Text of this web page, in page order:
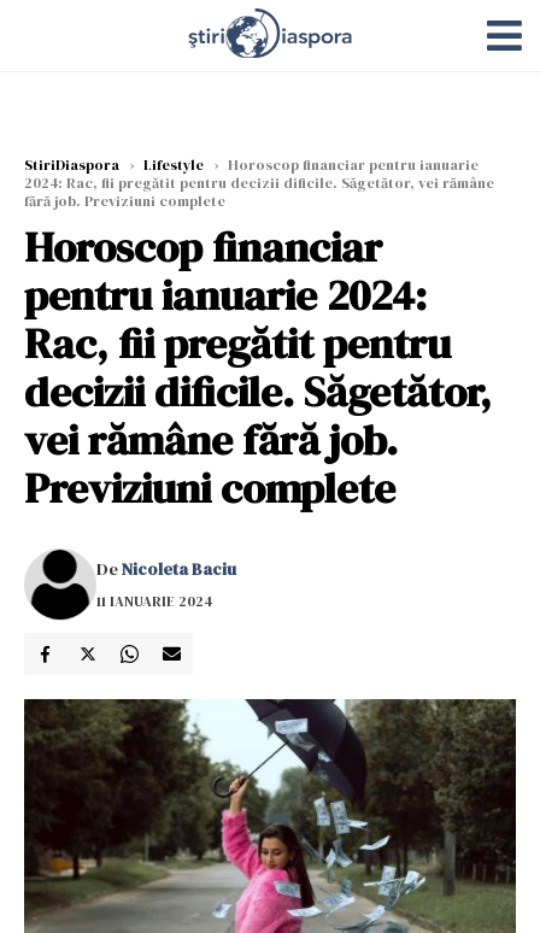
StiriDiaspora › Lifestyle › Horoscop financiar pentru ianuarie
2024: Rac, fii pregătit pentru decizii dificile. Săgetător, vei rămâne
fără job. Previziuni complete
Horoscop financiar
pentru ianuarie 2024:
Rac, fii pregătit pentru
decizii dificile. Săgetător,
vei rămâne fără job.
Previziuni complete
DeNicoleta Baciu
11 IANUARIE 2024